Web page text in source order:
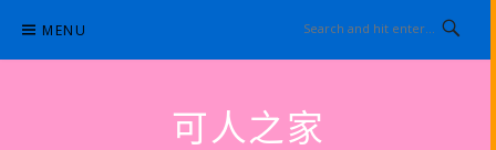
content
MENU
可人之家